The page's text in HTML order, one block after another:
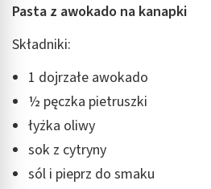
Pasta z awokado na kanapki
Składniki:
1 dojrzałe awokado
½ pęczka pietruszki
łyżka oliwy
sok z cytryny
sól i pieprz do smaku